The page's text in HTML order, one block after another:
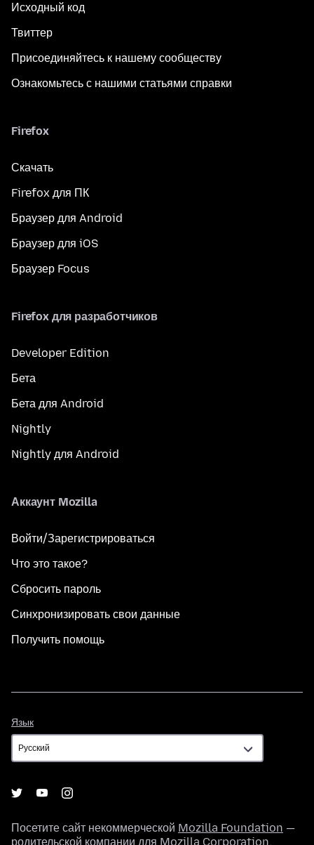
Исходный код
Твиттер
Присоединяйтесь к нашему сообществу
Ознакомьтесь с нашими статьями справки
Firefox
Скачать
Firefox для ПК
Браузер для Android
Браузер для iOS
Браузер Focus
Firefox для разработчиков
Developer Edition
Бета
Бета для Android
Nightly
Nightly для Android
Аккаунт Mozilla
Войти/Зарегистрироваться
Что это такое?
Сбросить пароль
Синхронизировать свои данные
Получить помощь
Язык
Посетите сайт некоммерческой Mozilla Foundation —
родительской компании для Mozilla Corporation.